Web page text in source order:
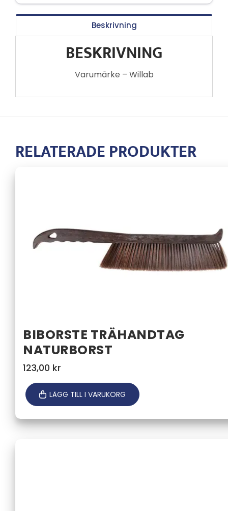
Beskrivning
BESKRIVNING
Varumärke – Willab
RELATERADE PRODUKTER
BIBORSTE TRÄHANDTAG
NATURBORST
123,00 kr
LÄGG TILL I VARUKORG